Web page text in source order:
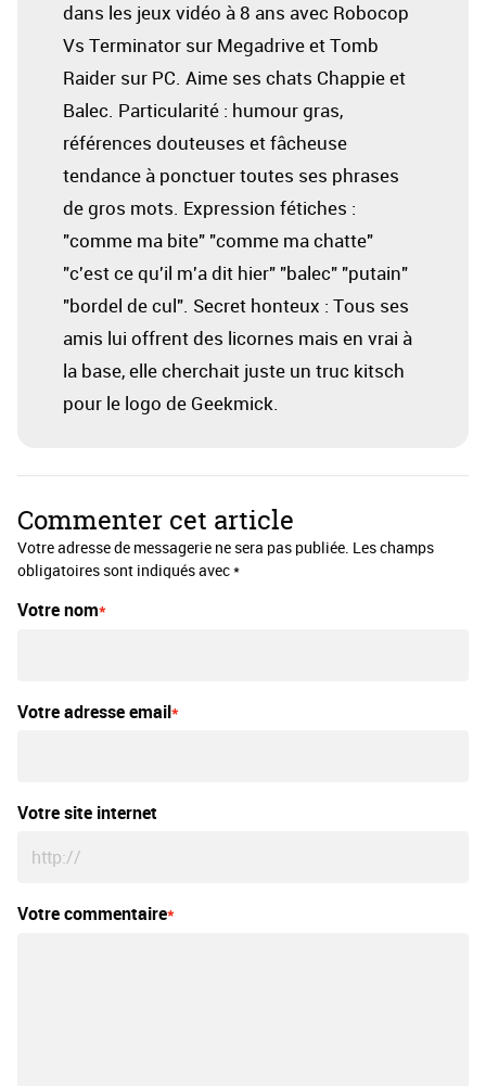
dans les jeux vidéo à 8 ans avec Robocop
Vs Terminator sur Megadrive et Tomb
Raider sur PC. Aime ses chats Chappie et
Balec. Particularité : humour gras,
références douteuses et fâcheuse
tendance à ponctuer toutes ses phrases
de gros mots. Expression fétiches :
"comme ma bite" "comme ma chatte"
"c'est ce qu'il m'a dit hier" "balec" "putain"
"bordel de cul". Secret honteux : Tous ses
amis lui offrent des licornes mais en vrai à
la base, elle cherchait juste un truc kitsch
pour le logo de Geekmick.
Commenter cet article
Votre adresse de messagerie ne sera pas publiée. Les champs
obligatoires sont indiqués avec *
Votre nom
Votre adresse email
Votre site internet
Votre commentaire